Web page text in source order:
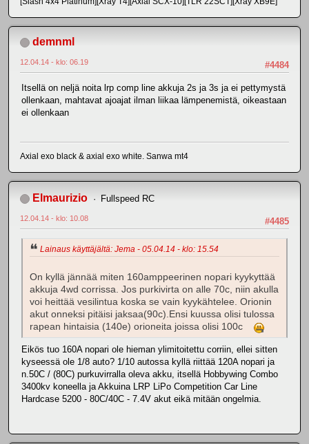
demnml
#4484
12.04.14 - klo: 06.19
Itsellä on neljä noita lrp comp line akkuja 2s ja 3s ja ei pettymystä
ollenkaan, mahtavat ajoajat ilman liikaa lämpenemistä, oikeastaan
ei ollenkaan
Axial exo black & axial exo white. Sanwa mt4
Elmaurizio Fullspeed RC
#4485
12.04.14 - klo: 10.08
Lainaus käyttäjältä: Jema - 05.04.14 - klo: 15.54
On kyllä jännää miten 160amppeerinen nopari kyykyttää
akkuja 4wd corrissa. Jos purkivirta on alle 70c, niin akulla
voi heittää vesilintua koska se vain kyykähtelee. Orionin
akut onneksi pitäisi jaksaa(90c).Ensi kuussa olisi tulossa
rapean hintaisia (140e) orioneita joissa olisi 100c
Eikös tuo 160A nopari ole hieman ylimitoitettu corriin, ellei sitten
kyseessä ole 1/8 auto? 1/10 autossa kyllä riittää 120A nopari ja
n.50C / (80C) purkuvirralla oleva akku, itsellä Hobbywing Combo
3400kv koneella ja Akkuina LRP LiPo Competition Car Line
Hardcase 5200 - 80C/40C - 7.4V akut eikä mitään ongelmia.